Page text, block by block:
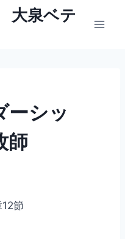
大泉ベテ
ーシッ
師
節~8章12節